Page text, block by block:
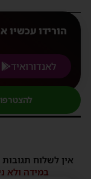
הורידו
לאנדורואיד
אין לשלוח
במידה ולא